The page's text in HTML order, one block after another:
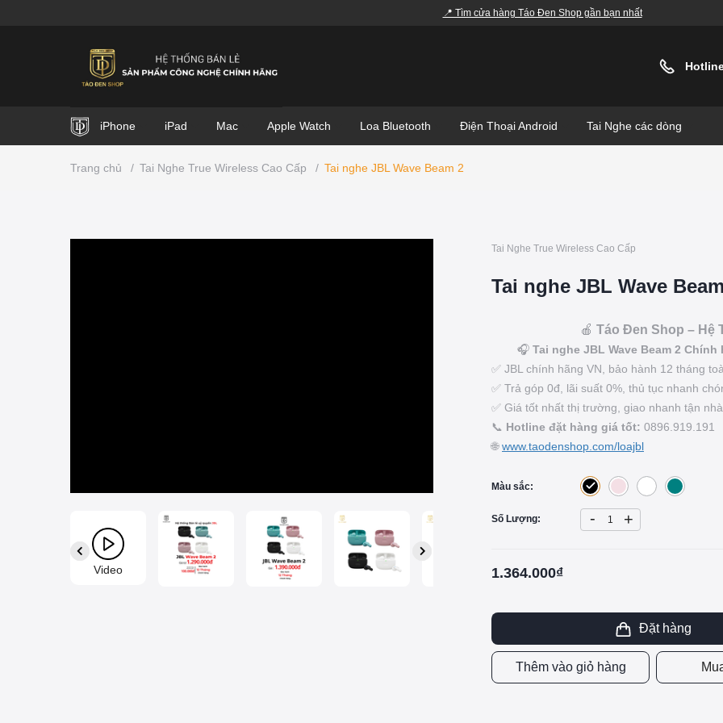
📍 Tìm cửa hàng Táo Đen Shop gần bạn nhất
iPhone iPad Mac Apple Watch Loa Bluetooth Điện Thoại Android Tai Nghe các dòng
Trang chủ / Tai Nghe True Wireless Cao Cấp / Tai nghe JBL Wave Beam 2
Video
Tai Nghe True Wireless Cao Cấp
Tai nghe JBL Wave
🍎 Táo Đen Shop – Hệ
🎧 Tai nghe JBL Wave Beam 2
✅ JBL chính hãng VN, bảo hành 12 tháng
✅ Trả góp 0đ, lãi suất 0%, thủ tục nhanh
✅ Giá tốt nhất thị trường, giao nhanh tận nhà
📞 Hotline đặt hàng giá tốt: 0896.919.191
🌐www.taodenshop.com/loajbl
Màu sắc:
Số Lượng: - +
1.364.000₫
Đặt hàng
Thêm vào giỏ hàng